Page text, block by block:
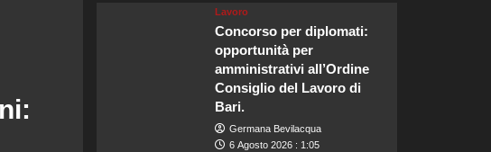
Lavoro
Concorso per diplomati:
opportunità per
amministrativi all’Ordine
Consiglio del Lavoro di
Bari.
Germana Bevilacqua
6 Agosto 2026 : 1:05